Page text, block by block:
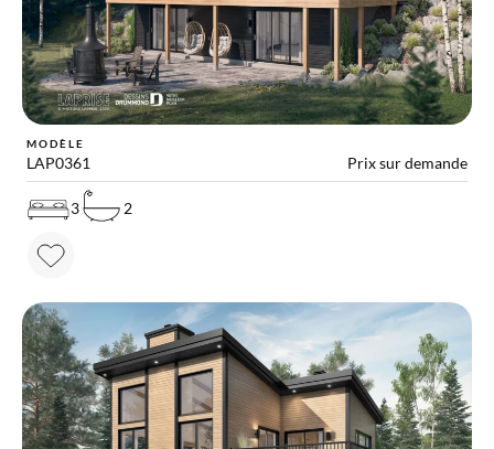
MODÈLE
LAP0361 Prix sur demande
3 2